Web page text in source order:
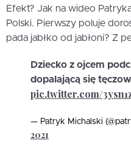
Efekt? Jak na wideo
Polski. Pierwszy poluje
pada jabłko od jabłoni? Z
Dziecko z ojcem
dopalającą się
pic.twitter.com/
— Patryk Michalski
2021